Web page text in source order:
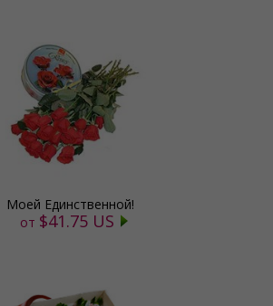
Моей Единственной!
от $41.75 US